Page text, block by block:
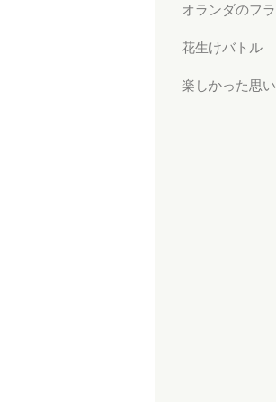
オランダのフ
花生けバトル
楽しかった思い